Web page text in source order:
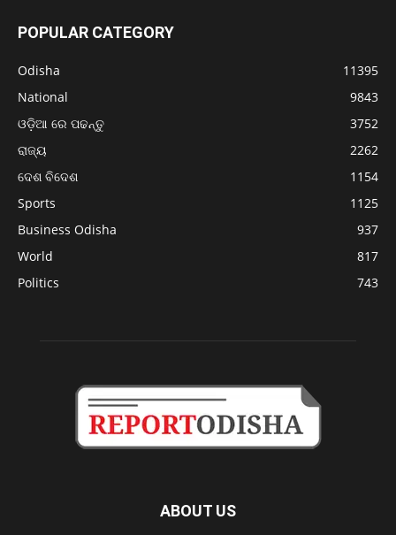
POPULAR CATEGORY
Odisha
11395
National
9843
ଓଡ଼ିଆ ରେ ପଢନ୍ତୁ
3752
ରାଜ୍ୟ
2262
ଦେଶ ବିଦେଶ
1154
Sports
1125
Business Odisha
937
World
817
Politics
743
ABOUT US